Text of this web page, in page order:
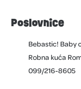
Poslovnice
Bebastic! Baby
Robna kuća
099/216-8605